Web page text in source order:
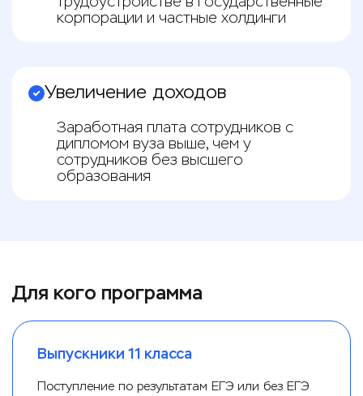
корпорации и частные холдинги
Увеличение доходов
Заработная плата сотрудников с
дипломом вуза выше, чем у
сотрудников без высшего
образования
Для кого программа
Выпускники 11 класса
Поступление по результатам ЕГЭ или без ЕГЭ